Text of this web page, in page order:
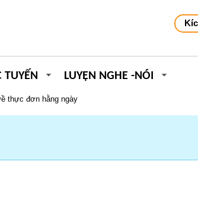
TUYẾN LUYỆN NGHE -NÓI
thực đơn hằng ngày